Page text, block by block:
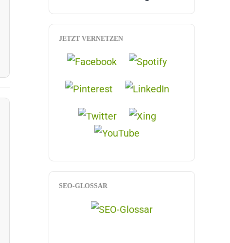
JETZT VERNETZEN
SEO-GLOSSAR